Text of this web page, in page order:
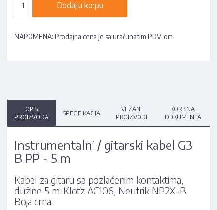
Dodaj u korpu
NAPOMENA: Prodajna cena je sa uračunatim PDV-om
OPIS
PROIZVODA
SPECIFIKACIJA
VEZANI
PROIZVODI
KORISNA
DOKUMENTA
Instrumentalni / gitarski kabel G3
B PP - 5 m
Kabel za gitaru sa pozlaćenim kontaktima,
dužine 5 m. Klotz AC106, Neutrik NP2X-B.
Boja crna.